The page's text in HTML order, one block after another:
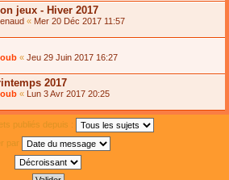
jeux - Hiver 2017
« Mer 20 Déc 2017 11:57
« Jeu 29 Juin 2017 16:27
2017
« Lun 3 Avr 2017 20:25
publiés depuis :
par